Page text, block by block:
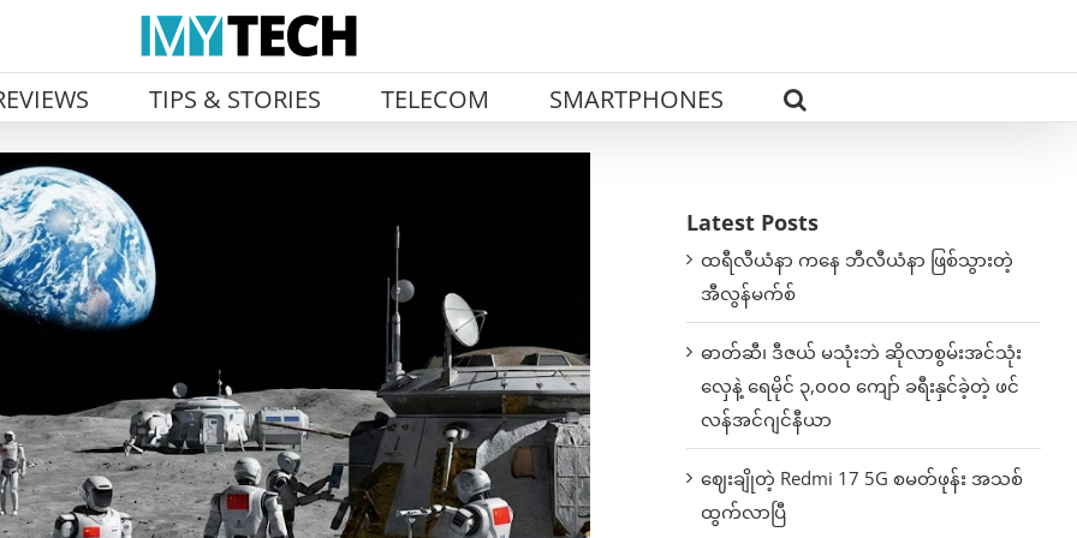
TIPS & STORIES TELECOM SMARTPHONES
Latest Posts
ထရီလီယံနာ ကနေ ဘီလီယံနာ ဖြစ်သွားတဲ့
အီလွန်မက်စ်
ဓာတ်ဆီ၊ ဒီဇယ် မသုံးဘဲ ဆိုလာစွမ်းအင်သုံး
လှေနဲ့ ရေမိုင် ၃,၀၀၀ ကျော် ခရီးနှင်ခဲ့တဲ့ ဖင်
လန်အင်ဂျင်နီယာ
ဈေးချိုတဲ့ Redmi 17 5G စမတ်ဖုန်း အသစ်
ထွက်လာပြီ